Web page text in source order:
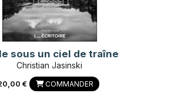
sous un ciel de traîne
Christian Jasinski
€ COMMANDER